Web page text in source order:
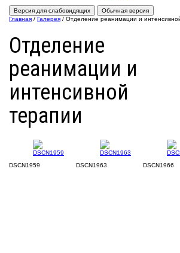
Версия для слабовидящих
Обычная версия
Главная / Галерея / Отделение реанимации и
Отделение
реанимации и
интенсивной
терапии
DSCN1959 DSCN1963 DSCN1966